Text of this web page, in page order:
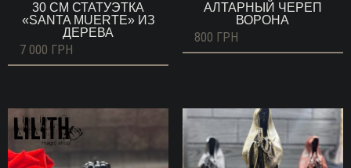
30 СМ СТАТУЭТКА
«SANTA MUERTE» ИЗ
ДЕРЕВА
7 000 ГРН
АЛТАРНЫЙ ЧЕРЕП
ВОРОНА
800 ГРН